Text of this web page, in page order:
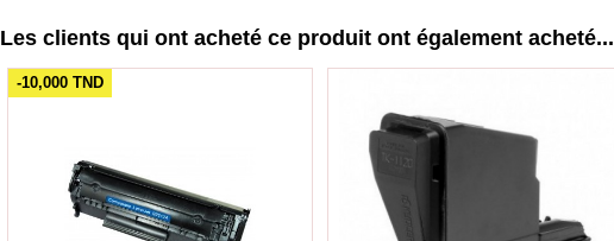
Les clients qui ont acheté ce produit ont également acheté...
-10,000 TND